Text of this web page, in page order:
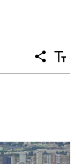
공
유
텍
스